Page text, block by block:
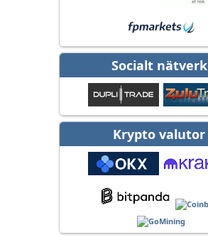
Socialt nätverk
Krypto valutor